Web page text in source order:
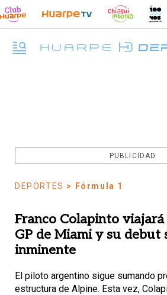
PUBLICIDAD
DEPORTES > Fórmula 1
Franco Colapinto
GP de Miami y su debut
inminente
El piloto argentino sigue sumando
estructura de Alpine. Esta vez,